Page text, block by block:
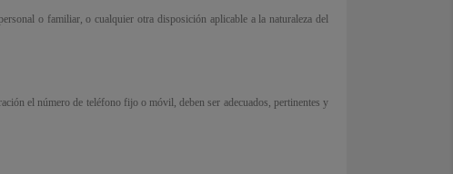
o familiar, o cualquier otra disposición aplicable a la naturaleza del
el número de teléfono fijo o móvil, deben ser adecuados, pertinentes y